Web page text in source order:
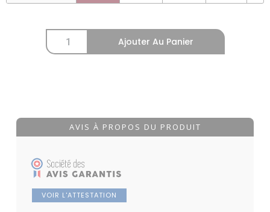
Ajouter Au Panier
AVIS À PROPOS DU PRODUIT
VOIR L'ATTESTATION